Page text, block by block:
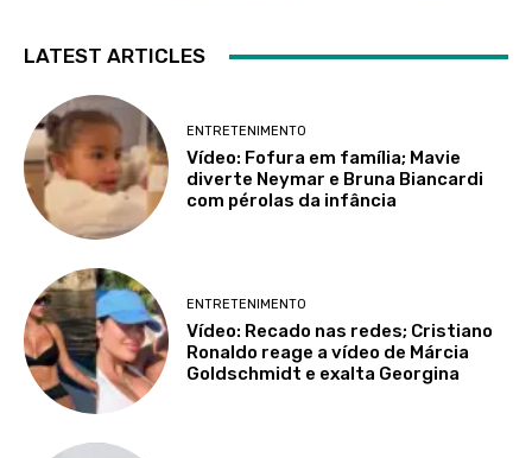
LATEST ARTICLES
ENTRETENIMENTO
Vídeo: Fofura em família; Mavie
diverte Neymar e Bruna Biancardi
com pérolas da infância
ENTRETENIMENTO
Vídeo: Recado nas redes; Cristiano
Ronaldo reage a vídeo de Márcia
Goldschmidt e exalta Georgina